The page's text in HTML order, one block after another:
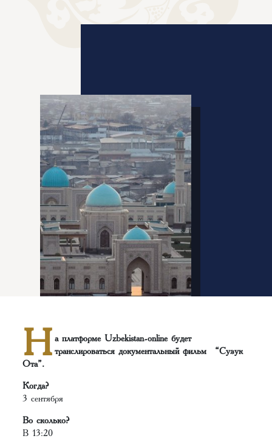
Н а платформе Uzbekistan-online будет
транслироваться документальный фильм “Сузук
Ота”.
Когда?
3 сентября
Во сколько?
В 13:20